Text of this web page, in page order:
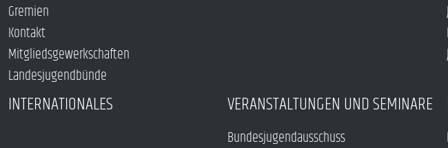
Gremien
Kontakt
Mitgliedsgewerkschaften
Landesjugendbünde
INTERNATIONALES VERANSTALTUNGEN UND SEMINARE
Bundesjugendausschuss